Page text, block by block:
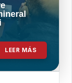
LEER MÁS